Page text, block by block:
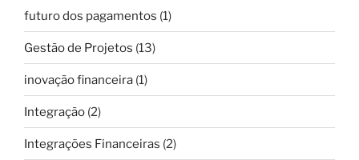
futuro dos pagamentos (1)
Gestão de Projetos (13)
inovação financeira (1)
Integração (2)
Integrações Financeiras (2)